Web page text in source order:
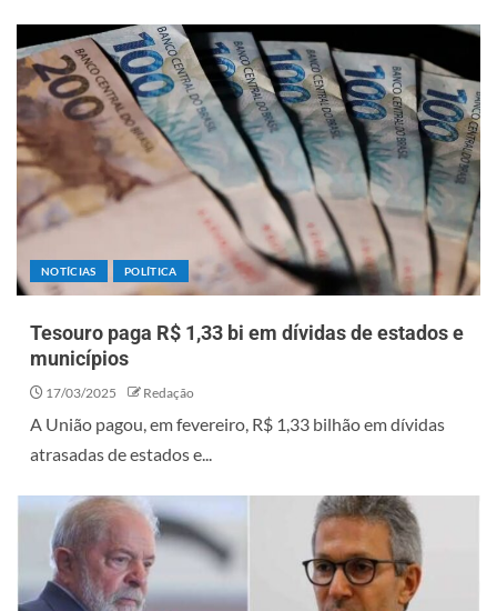
NOTÍCIAS POLÍTICA
Tesouro paga R$ 1,33 bi em dívidas de estados e
municípios
17/03/2025 Redação
A União pagou, em fevereiro, R$ 1,33 bilhão em dívidas
atrasadas de estados e...